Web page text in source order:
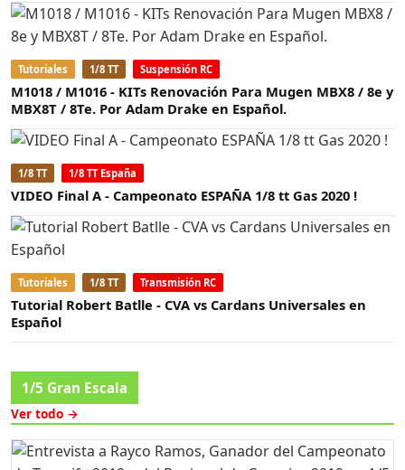
Tutoriales 1/8 TT Suspensión RC
M1018 / M1016 - KITs Renovación Para Mugen MBX8 / 8e y
MBX8T / 8Te. Por Adam Drake en Español.
1/8 TT 1/8 TT España
VIDEO Final A - Campeonato ESPAÑA 1/8 tt Gas 2020 !
Tutoriales 1/8 TT Transmisión RC
Tutorial Robert Batlle - CVA vs Cardans Universales en
Español
1/5 Gran Escala
Ver todo →